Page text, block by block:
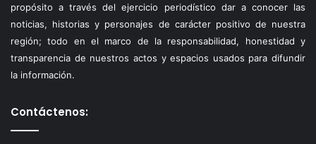
propósito a través del ejercicio periodístico dar a conocer las
noticias, historias y personajes de carácter positivo de nuestra
región; todo en el marco de la responsabilidad, honestidad y
transparencia de nuestros actos y espacios usados para difundir
la información.
Contáctenos: